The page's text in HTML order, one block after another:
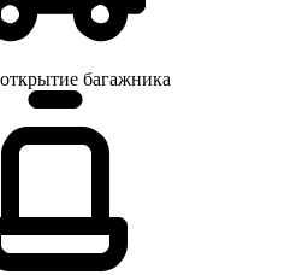
багажника